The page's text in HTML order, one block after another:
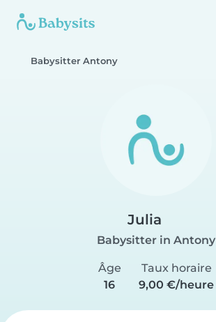
Babysitter Antony
Julia
Babysitter in Antony
Âge
16
Taux horaire
9,00 €/heure